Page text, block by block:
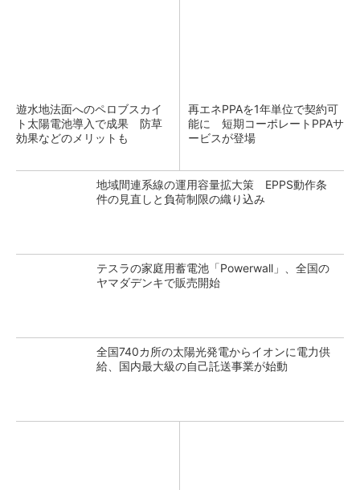
遊水地法面へのペロブスカイ
ト太陽電池導入で成果 防草
効果などのメリットも
再エネPPAを1年単位で契約可
能に 短期コーポレートPPAサ
ービスが登場
地域間連系線の運用容量拡大策 EPPS動作条
件の見直しと負荷制限の織り込み
テスラの家庭用蓄電池「Powerwall」、全国の
ヤマダデンキで販売開始
全国740カ所の太陽光発電からイオンに電力供
給、国内最大級の自己託送事業が始動